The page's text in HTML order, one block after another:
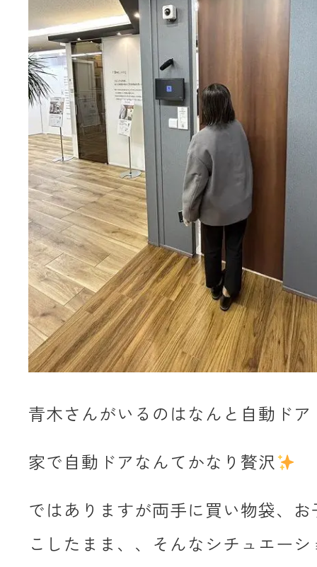
青木さんがいるのはなんと自動ドア
家で自動ドアなんてかなり贅沢
ではありますが両手に買い物袋、
こしたまま、、そんなシチュエー